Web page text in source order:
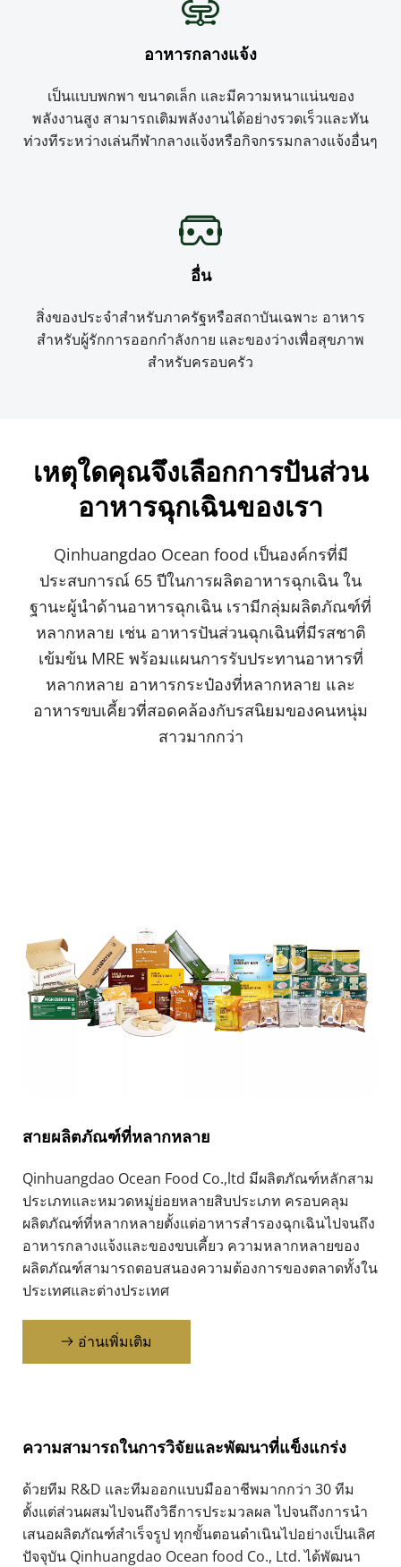
อาหารกลางแจ้ง
เป็นแบบพกพา ขนาดเล็ก และมีความหนาแน่นของ
พลังงานสูง สามารถเติมพลังงานได้อย่างรวดเร็วและทัน
ท่วงทีระหว่างเล่นกีฬากลางแจ้งหรือกิจกรรมกลางแจ้งอื่นๆ
อื่น
สิ่งของประจำสำหรับภาครัฐหรือสถาบันเฉพาะ อาหาร
สำหรับผู้รักการออกกำลังกาย และของว่างเพื่อสุขภาพ
สำหรับครอบครัว
เหตุใดคุณจึงเลือกการปันส่วน
อาหารฉุกเฉินของเรา
Qinhuangdao Ocean food เป็นองค์กรที่มี
ประสบการณ์ 65 ปีในการผลิตอาหารฉุกเฉิน ใน
ฐานะผู้นำด้านอาหารฉุกเฉิน เรามีกลุ่มผลิตภัณฑ์ที่
หลากหลาย เช่น อาหารปันส่วนฉุกเฉินที่มีรสชาติ
เข้มข้น MRE พร้อมแผนการรับประทานอาหารที่
หลากหลาย อาหารกระป๋องที่หลากหลาย และ
อาหารขบเคี้ยวที่สอดคล้องกับรสนิยมของคนหนุ่ม
สาวมากกว่า
สายผลิตภัณฑ์ที่หลากหลาย
Qinhuangdao Ocean Food Co.,ltd มีผลิตภัณฑ์หลักสาม
ประเภทและหมวดหมู่ย่อยหลายสิบประเภท ครอบคลุม
ผลิตภัณฑ์ที่หลากหลายตั้งแต่อาหารสำรองฉุกเฉินไปจนถึง
อาหารกลางแจ้งและของขบเคี้ยว ความหลากหลายของ
ผลิตภัณฑ์สามารถตอบสนองความต้องการของตลาดทั้งใน
ประเทศและต่างประเทศ
อ่านเพิ่มเติม
ความสามารถในการวิจัยและพัฒนาที่แข็งแกร่ง
ด้วยทีม R&D และทีมออกแบบมืออาชีพมากกว่า 30 ทีม
ตั้งแต่ส่วนผสมไปจนถึงวิธีการประมวลผล ไปจนถึงการนำ
เสนอผลิตภัณฑ์สำเร็จรูป ทุกขั้นตอนดำเนินไปอย่างเป็นเลิศ
ปัจจุบัน Qinhuangdao Ocean food Co., Ltd. ได้พัฒนา